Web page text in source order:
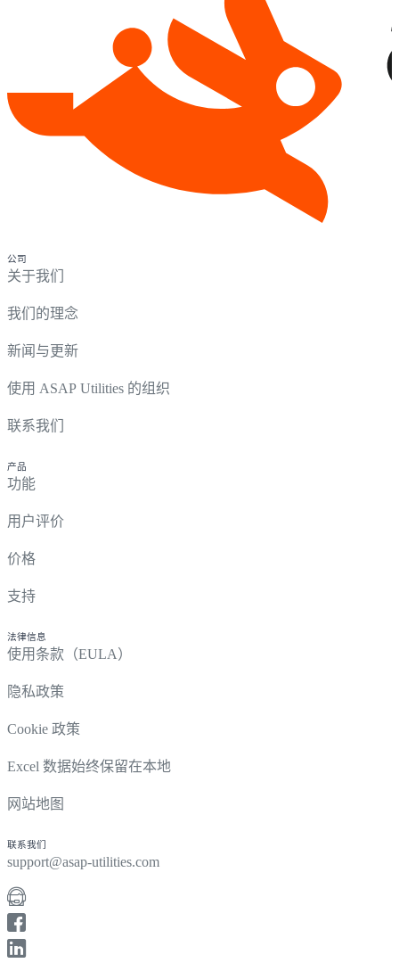
公司
关于我们
我们的理念
新闻与更新
使用 ASAP Utilities 的组织
联系我们
产品
功能
用户评价
价格
支持
法律信息
使用条款（EULA）
隐私政策
Cookie 政策
Excel 数据始终保留在本地
网站地图
联系我们
support@asap-utilities.com